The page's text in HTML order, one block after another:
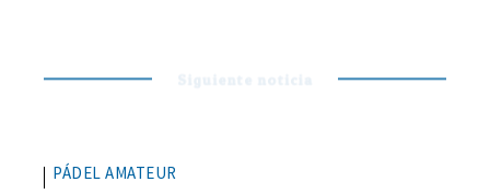
PÁDEL AMATEUR